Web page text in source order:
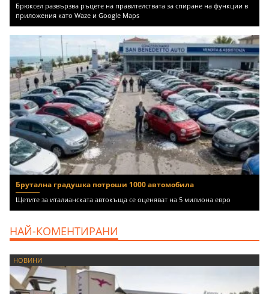
Брюксел развързва ръцете на правителствата за спиране на функции в
приложения като Waze и Google Maps
Брутална градушка потроши 1000 автомобила
Щетите за италианската автокъща се оценяват на 5 милиона евро
НАЙ-КОМЕНТИРАНИ
НОВИНИ